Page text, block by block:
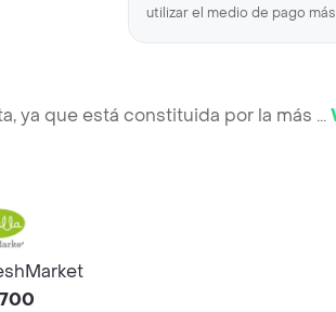
utilizar el medio de pago
ya que está constituida por la más ...